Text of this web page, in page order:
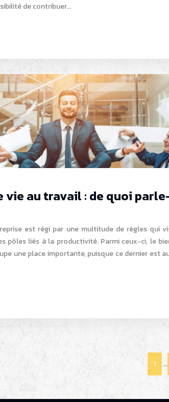
de contribuer…
vie au travail : de quoi
est régi par une multitude de règles qui
pôles liés à la productivité. Parmi ceux-ci, le
une place importante, puisque ce dernier est
1 …